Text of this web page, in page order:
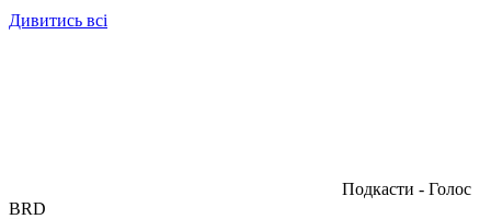
Дивитись всі
Подкасти - Голос
BRD